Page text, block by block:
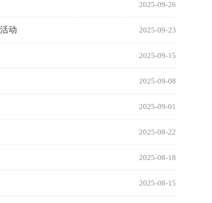
2025-09-26
动 2025-09-23
2025-09-15
2025-09-08
2025-09-01
2025-08-22
2025-08-18
2025-08-15